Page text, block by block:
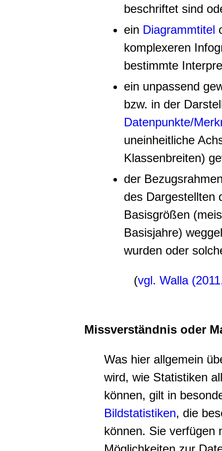
beschriftet sind
ein Diagrammtitel
komplexeren
bestimmte
ein unpassend
bzw. in der
Datenpunkte/
uneinheitliche
Klassenbreiten)
der
des Dargestellten
Basisgrößen
Basisjahre)
wurden oder
(vgl. Walla
Missverständnis oder
Was hier allgemein
wird, wie Statistiken
können, gilt in
Bildstatistiken, die
können. Sie verfügen